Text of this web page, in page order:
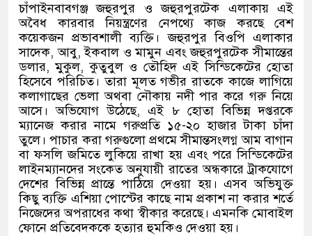
চাঁপাইনবাবগঞ্জ জহুরপুর ও জহুরপুরটেক এলাকায় এই
অবৈধ কারবার নিয়ন্ত্রণের নেপথ্যে কাজ করছে বেশ
কয়েকজন প্রভাবশালী ব্যক্তি। জহুরপুর বিওপি এলাকার
সাদেক, আবু, ইকবাল ও মামুন এবং জহুরপুরটেক সীমান্তের
ডলার, মুকুল, কুতুবুল ও তৌহিদ এই সিন্ডিকেটের হোতা
হিসেবে পরিচিত। তারা মূলত গভীর রাতকে কাজে লাগিয়ে
কলাগাছের ভেলা অথবা নৌকায় নদী পার করে গরু নিয়ে
আসে। অভিযোগ উঠেছে, এই ৮ হোতা বিভিন্ন দপ্তরকে
ম্যানেজ করার নামে গরুপ্রতি ১৫-২০ হাজার টাকা চাঁদা
তুলে। পাচার করা গরুগুলো প্রথমে সীমান্তসংলগ্ন আম বাগান
বা ফসলি জমিতে লুকিয়ে রাখা হয় এবং পরে সিন্ডিকেটের
লাইনম্যানদের সংকেত অনুযায়ী রাতের অন্ধকারে ট্রাকযোগে
দেশের বিভিন্ন প্রান্তে পাঠিয়ে দেওয়া হয়। এসব অভিযুক্ত
কিছু ব্যক্তি এশিয়া পোস্টের কাছে নাম প্রকাশ না করার শর্তে
নিজেদের অপরাধের কথা স্বীকার করেছে। এমনকি মোবাইল
ফোনে প্রতিবেদককে হত্যার হুমকিও দেওয়া হয়।